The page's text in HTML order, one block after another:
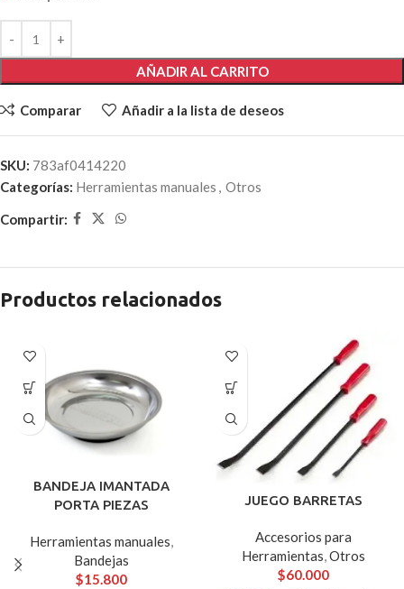
AÑADIR AL CARRITO
Comparar Añadir a la lista de deseos
SKU: 783af0414220
Categorías: Herramientas manuales , Otros
Compartir:
Productos relacionados
BANDEJA IMANTADA
PORTA PIEZAS
Herramientas manuales,
Bandejas
$15.800
JUEGO BARRETAS
Accesorios para
Herramientas,Otros
$60.000